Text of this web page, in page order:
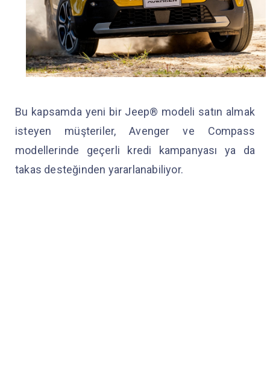
Bu kapsamda yeni bir Jeep® modeli satın almak
isteyen müşteriler, Avenger ve Compass
modellerinde geçerli kredi kampanyası ya da
takas desteğinden yararlanabiliyor.